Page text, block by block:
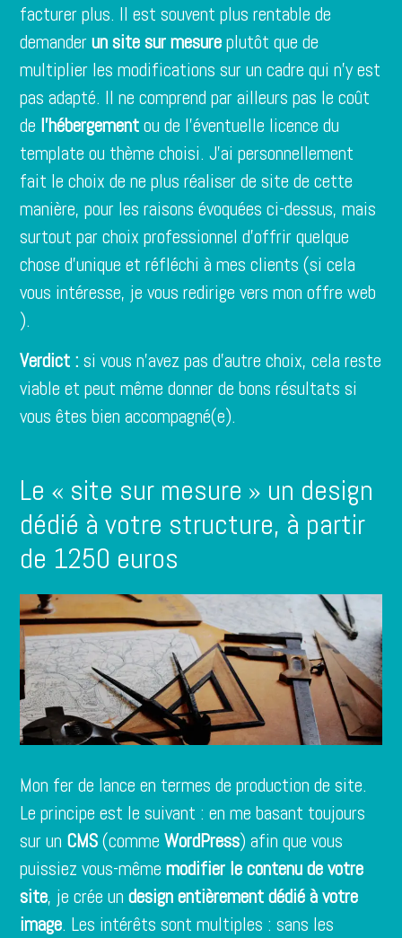
facturer plus. Il est souvent plus rentable de
demanderun site sur mesureplutôt que de
multiplier les modifications sur un cadre qui n’y est
pas adapté. Il ne comprend par ailleurs pas le coût
de l’hébergementou de l’éventuelle licence du
template ou thème choisi. J’ai personnellement
fait le choix de ne plus réaliser de site de cette
manière, pour les raisons évoquées ci-dessus, mais
surtout par choix professionnel d’offrir quelque
chose d’unique et réfléchi à mes clients (si cela
vous intéresse, je vous redirige versmon offre web
).
Verdict : si vous n’avez pas d’autre choix, cela reste
viable et peut même donner de bons résultats si
vous êtes bien accompagné(e).
Le « site sur mesure » un design
dédié à votre structure, à partir
de 1250 euros
Mon fer de lance en termes de production de site.
Le principe est le suivant : en me basant toujours
sur un CMS(commeWordPress) afin que vous
puissiez vous-mêmemodifier le contenu de votre
site, je crée undesign entièrement dédié à votre
image. Les intérêts sont multiples : sans les